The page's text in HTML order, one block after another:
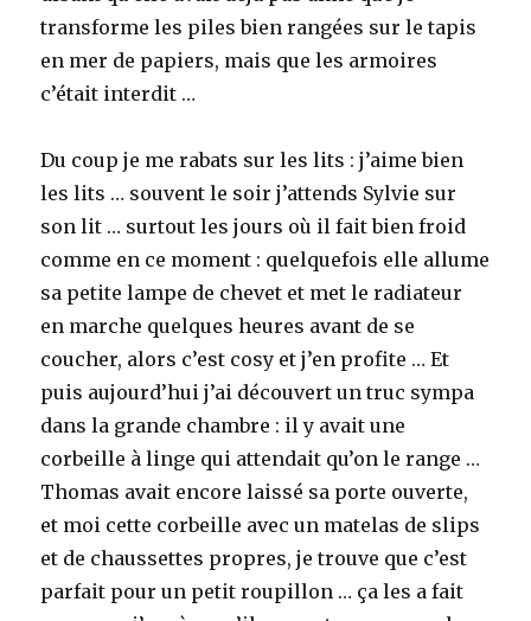
transforme les piles bien rangées sur le tapis
en mer de papiers, mais que les armoires
c’était interdit …
Du coup je me rabats sur les lits : j’aime bien
les lits … souvent le soir j’attends Sylvie sur
son lit … surtout les jours où il fait bien froid
comme en ce moment : quelquefois elle allume
sa petite lampe de chevet et met le radiateur
en marche quelques heures avant de se
coucher, alors c’est cosy et j’en profite … Et
puis aujourd’hui j’ai découvert un truc sympa
dans la grande chambre : il y avait une
corbeille à linge qui attendait qu’on le range …
Thomas avait encore laissé sa porte ouverte,
et moi cette corbeille avec un matelas de slips
et de chaussettes propres, je trouve que c’est
parfait pour un petit roupillon … ça les a fait